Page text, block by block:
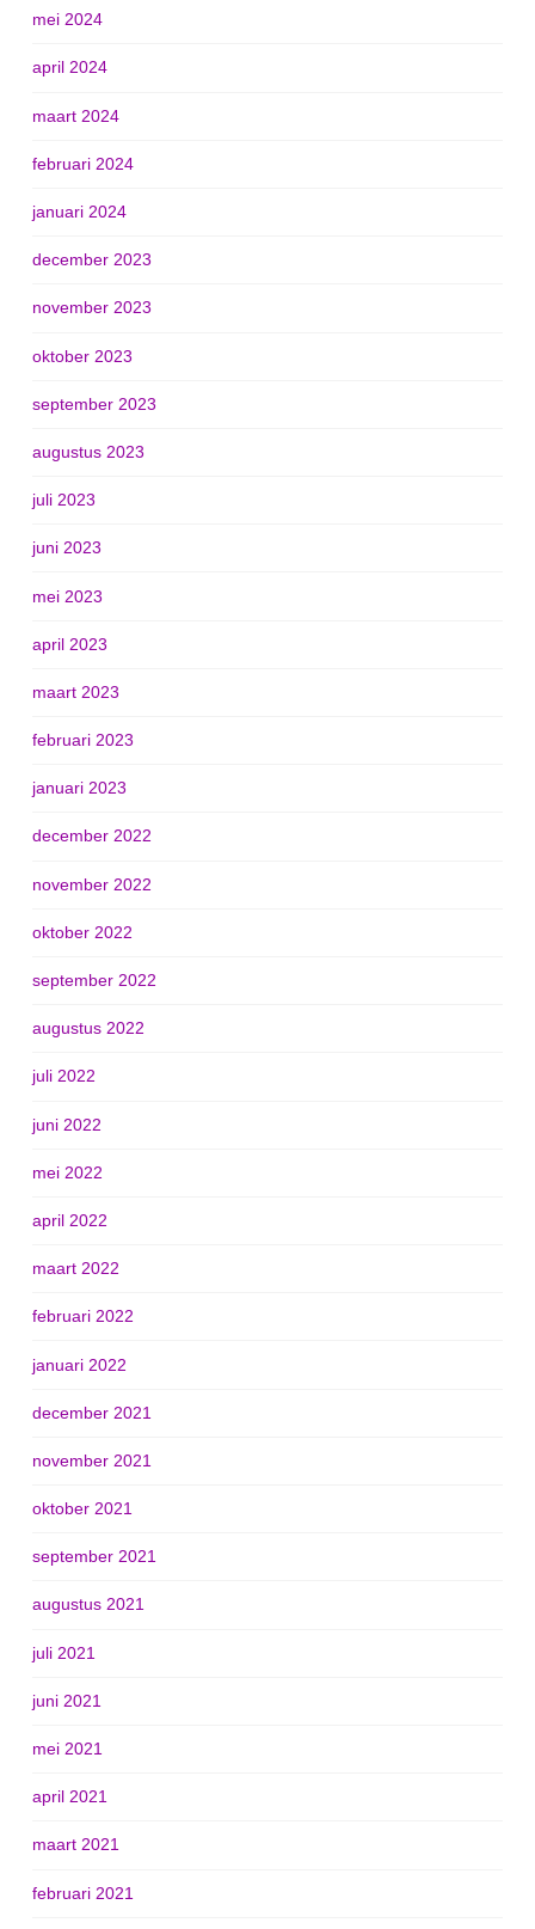
mei 2024
april 2024
maart 2024
februari 2024
januari 2024
december 2023
november 2023
oktober 2023
september 2023
augustus 2023
juli 2023
juni 2023
mei 2023
april 2023
maart 2023
februari 2023
januari 2023
december 2022
november 2022
oktober 2022
september 2022
augustus 2022
juli 2022
juni 2022
mei 2022
april 2022
maart 2022
februari 2022
januari 2022
december 2021
november 2021
oktober 2021
september 2021
augustus 2021
juli 2021
juni 2021
mei 2021
april 2021
maart 2021
februari 2021